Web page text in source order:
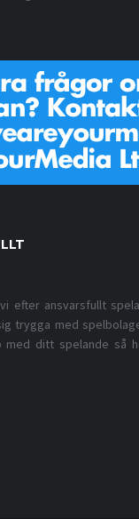
vi efter ansvarsfullt
trygga med
med ditt spelande så